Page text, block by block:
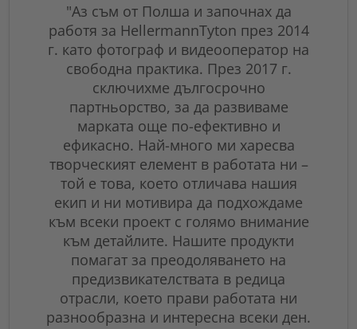
"Аз съм от Полша и започнах да
работя за HellermannTyton през 2014
г. като фотограф и видеооператор на
свободна практика. През 2017 г.
сключихме дългосрочно
партньорство, за да развиваме
марката още по-ефективно и
ефикасно. Най-много ми харесва
творческият елемент в работата ни –
той е това, което отличава нашия
екип и ни мотивира да подхождаме
към всеки проект с голямо внимание
към детайлите. Нашите продукти
помагат за преодоляването на
предизвикателствата в редица
отрасли, което прави работата ни
разнообразна и интересна всеки ден.